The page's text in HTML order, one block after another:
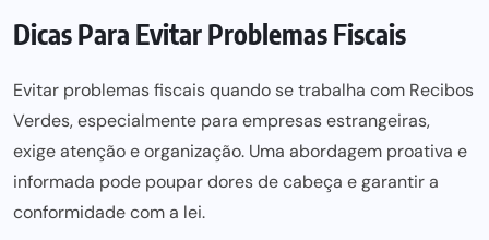
Dicas Para Evitar Problemas Fiscais
Evitar problemas fiscais quando se trabalha com Recibos
Verdes, especialmente para empresas estrangeiras,
exige atenção e organização. Uma abordagem proativa e
informada pode poupar dores de cabeça e garantir a
conformidade com a lei.